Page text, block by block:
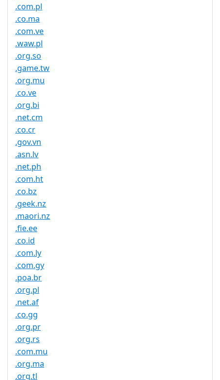
.com.pl
.co.ma
.com.ve
.waw.pl
.org.so
.game.tw
.org.mu
.co.ve
.org.bi
.net.cm
.co.cr
.gov.vn
.asn.lv
.net.ph
.com.ht
.co.bz
.geek.nz
.maori.nz
.fie.ee
.co.id
.com.ly
.com.gy
.poa.br
.org.pl
.net.af
.co.gg
.org.pr
.org.rs
.com.mu
.org.ma
.org.tl